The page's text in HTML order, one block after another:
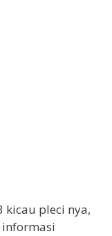
kicau pleci nya,